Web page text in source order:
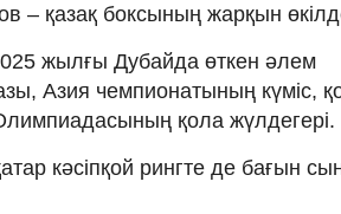
– қазақ боксының жарқын
жылғы Дубайда өткен әлем
Азия чемпионатының күміс,
қола жүлдегері.
кәсіпқой рингте де бағын